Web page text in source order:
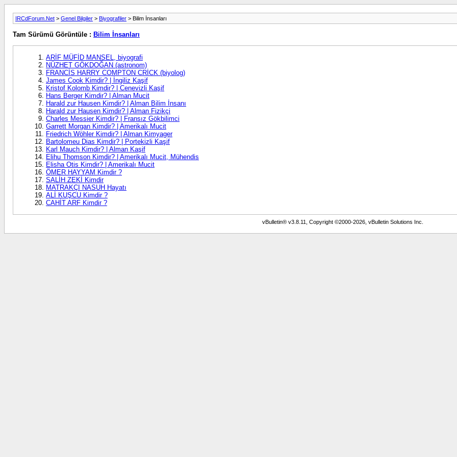
IRCdForum.Net > Genel Bilgiler > Biyografiler > Bilim İnsanları
Tam Sürümü Görüntüle : Bilim İnsanları
ARİF MÜFİD MANSEL, biyografi
NÜZHET GÖKDOĞAN (astronom)
FRANCİS HARRY COMPTON CRİCK (biyolog)
James Cook Kimdir? | İngiliz Kaşif
Kristof Kolomb Kimdir? | Cenevizli Kaşif
Hans Berger Kimdir? | Alman Mucit
Harald zur Hausen Kimdir? | Alman Bilim İnsanı
Harald zur Hausen Kimdir? | Alman Fizikçi
Charles Messier Kimdir? | Fransız Gökbilimci
Garrett Morgan Kimdir? | Amerikalı Mucit
Friedrich Wöhler Kimdir? | Alman Kimyager
Bartolomeu Dias Kimdir? | Portekizli Kaşif
Karl Mauch Kimdir? | Alman Kaşif
Elihu Thomson Kimdir? | Amerikalı Mucit, Mühendis
Elisha Otis Kimdir? | Amerikalı Mucit
ÖMER HAYYAM Kimdir ?
SALİH ZEKİ Kimdir
MATRAKÇI NASUH Hayatı
ALİ KUŞCU Kimdir ?
CAHİT ARF Kimdir ?
vBulletin® v3.8.11, Copyright ©2000-2026, vBulletin Solutions Inc.